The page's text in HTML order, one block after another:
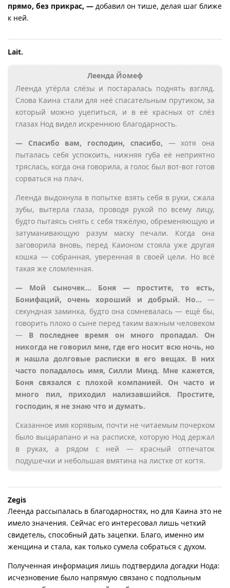
прямо, без прикрас, — добавил он тише, делая шаг ближе
к ней.
Lait.​
Леенда Йомеф
Леенда утёрла слёзы и постаралась поднять взгляд.
Слова Каина стали для неё спасательным прутиком, за
который можно уцепиться, и в её красных от слёз
глазах Нод видел искреннюю благодарность.
— Спасибо вам, господин, спасибо, — хотя она
пыталась себя успокоить, нижняя губа её неприятно
тряслась, когда она говорила, а голос был вот-вот готов
сорваться на плач.
Леенда выдохнула в попытке взять себя в руки, сжала
зубы, вытерла глаза, проводя рукой по всему лицу,
будто пытаясь снять с себя тяжёлую, обременяющую и
затуманивающую разум маску печали. Когда она
заговорила вновь, перед Каионом стояла уже другая
кошка — собранная, уверенная в своей цели. Но всё
такая же сломленная.
— Мой сыночек… Боня — простите, то есть,
Бонифаций, очень хороший и добрый. Но… —
секундная заминка, будто она сомневалась — ещё бы,
говорить плохо о сыне перед таким важным человеком
— В последнее время он много пропадал. Он
никогда не говорил мне, где его носит всю ночь, но
я нашла долговые расписки в его вещах. В них
часто попадалось имя, Силли Минд. Мне кажется,
Боня связался с плохой компанией. Он часто и
много пил, приходил нализавшийся. Простите,
господин, я не знаю что и думать.
Сказанное имя корявым, почти не читаемым почерком
было выцарапано и на расписке, которую Нод держал
в руках, а рядом с ней — красный отпечаток
подушечки и небольшая вмятина на листке от когтя.
Zegis
Леенда рассыпалась в благодарностях, но для Каина это не
имело значения. Сейчас его интересовал лишь четкий
свидетель, способный дать зацепки. Благо, именно им
женщина и стала, как только сумела собраться с духом.
Полученная информация лишь подтвердила догадки Нода:
исчезновение было напрямую связано с подпольным